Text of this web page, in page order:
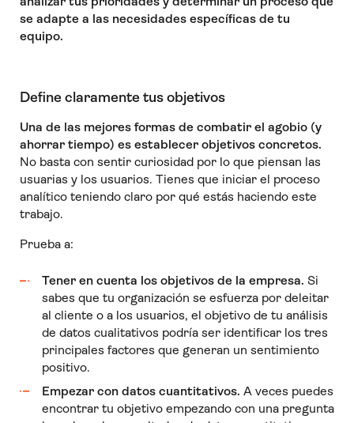
se adapte a las necesidades específicas de tu
equipo.
Define claramente tus objetivos
Una de las mejores formas de combatir el agobio (y
ahorrar tiempo) es establecer objetivos concretos.
No basta con sentir curiosidad por lo que piensan las
usuarias y los usuarios. Tienes que iniciar el proceso
analítico teniendo claro por qué estás haciendo este
trabajo.
Prueba a:
Tener en cuenta los objetivos de la empresa. Si
sabes que tu organización se esfuerza por deleitar
al cliente o a los usuarios, el objetivo de tu análisis
de datos cualitativos podría ser identificar los tres
principales factores que generan un sentimiento
positivo.
Empezar con datos cuantitativos. A veces puedes
encontrar tu objetivo empezando con una pregunta